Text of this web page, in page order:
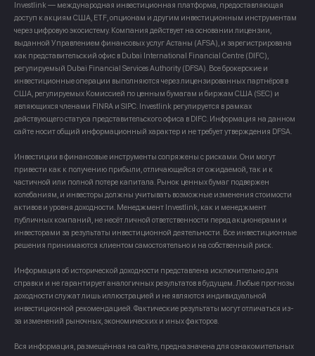
Investlink — международная инвестиционная платформа, предоставляющая
доступ к акциям США, ETF, опционам и другим инвестиционным инструментам
через цифровую экосистему. Компания действует на основании лицензии,
выданной Управлением финансовых услуг Астаны (AFSA), и зарегистрирована
как представительский офис в Dubai International Financial Centre (DIFC),
регулируемый Dubai Financial Services Authority (DFSA). Все брокерские и
инвестиционные операции выполняются через лицензированных партнёров в
США, регулируемых Комиссией по ценным бумагам и биржам США (SEC) и
являющихся членами FINRA и SIPC. Investlink регулируется в рамках
действующего статуса представительского офиса в DIFC. Информация на данном
сайте носит общий информационный характер и не требует утверждения DFSA.
Инвестиции в финансовые инструменты сопряжены с рисками. Они могут
привести как к получению прибыли, отличающейся от ожидаемой, так и к
частичной или полной потере капитала. Рынок ценных бумаг подвержен
колебаниям, и инвесторы должны учитывать возможные изменения стоимости
активов и уровня доходности. Менеджмент Investlink, как и менеджмент
публичных компаний, не несёт личной ответственности перед акционерами и
инвесторами за результаты инвестиционной деятельности. Все инвестиционные
решения принимаются клиентом самостоятельно и на собственный риск.
Информация об исторической доходности представлена исключительно для
справки и не гарантирует аналогичных результатов в будущем. Любые прогнозы
доходности служат лишь иллюстрацией и не являются индивидуальной
инвестиционной рекомендацией. Фактические результаты могут отличаться из-
за изменений рыночных, экономических и иных факторов.
Вся информация, размещённая на сайте, предназначена для ознакомительных